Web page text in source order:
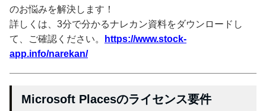
のお悩みを解決します！
詳しくは、3分で分かるナレカン資料をダウンロードし
て、ご確認ください。
https://www.stock-
app.info/narekan/
Microsoft Placesのライセンス要件